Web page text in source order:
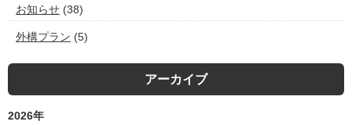
お知らせ (38)
外構プラン (5)
アーカイブ
2026年